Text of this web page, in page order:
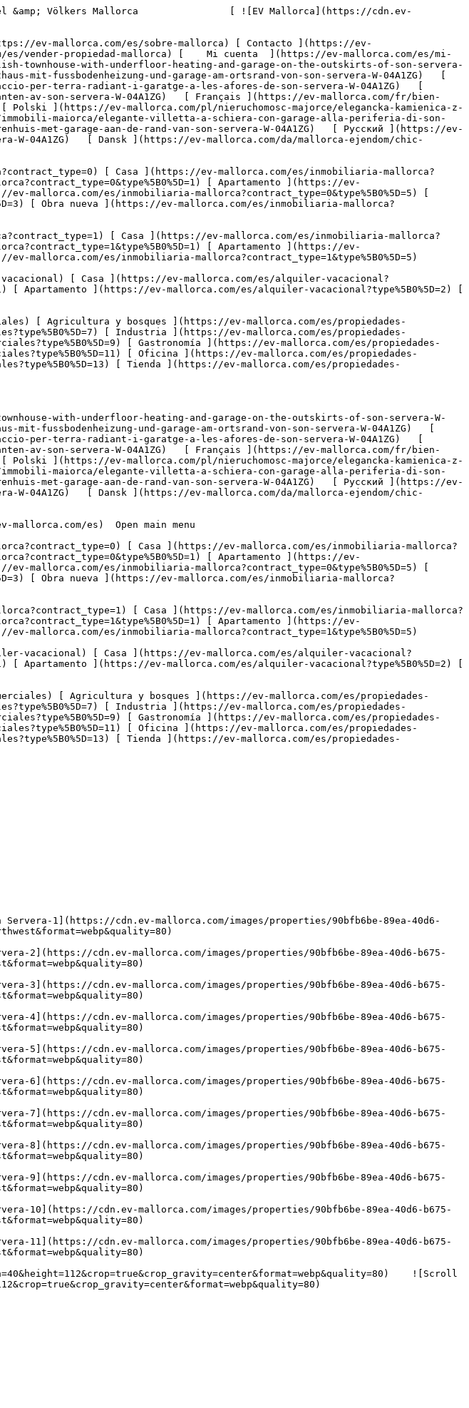
W-04A1ZG)   [ Dansk ](https://ev-mallorca.com/da/mallorca-ejendom/chic-raekkehus-med-garage-i-udkanten-af-son-servera-W-04A1ZG)   

 [ ![EV Mallorca](https://cdn.ev-mallorca.com/images/web/EV_Logo_RGB.svg) ](https://ev-mallorca.com/es)  Open main menu    

   Comprar     [ Todas las propiedades ](https://ev-mallorca.com/es/inmobiliaria-mallorca?contract_type=0) [ Casa ](https://ev-mallorca.com/es/inmobiliaria-mallorca?contract_type=0&type%5B0%5D=0) [ Finca ](https://ev-mallorca.com/es/inmobiliaria-mallorca?contract_type=0&type%5B0%5D=1) [ Apartamento ](https://ev-mallorca.com/es/inmobiliaria-mallorca?contract_type=0&type%5B0%5D=2) [ Ático ](https://ev-mallorca.com/es/inmobiliaria-mallorca?contract_type=0&type%5B0%5D=5) [ Solares ](https://ev-mallorca.com/es/inmobiliaria-mallorca?contract_type=0&type%5B0%5D=3) [ Obra nueva ](https://ev-mallorca.com/es/inmobiliaria-mallorca?contract_type=0&type%5B0%5D=development) 

   Alquilar     [ Todas las propiedades ](https://ev-mallorca.com/es/inmobiliaria-mallorca?contract_type=1) [ Casa ](https://ev-mallorca.com/es/inmobiliaria-mallorca?contract_type=1&type%5B0%5D=0) [ Finca ](https://ev-mallorca.com/es/inmobiliaria-mallorca?contract_type=1&type%5B0%5D=1) [ Apartamento ](https://ev-mallorca.com/es/inmobiliaria-mallorca?contract_type=1&type%5B0%5D=2) [ Ático ](https://ev-mallorca.com/es/inmobiliaria-mallorca?contract_type=1&type%5B0%5D=5) 

   Alquiler Vacacional     [ Todas las propiedades ](https://ev-mallorca.com/es/alquiler-vacacional) [ Casa ](https://ev-mallorca.com/es/alquiler-vacacional?type%5B0%5D=0) [ Finca ](https://ev-mallorca.com/es/alquiler-vacacional?type%5B0%5D=1) [ Apartamento ](https://ev-mallorca.com/es/alquiler-vacacional?type%5B0%5D=2) [ Ático ](https://ev-mallorca.com/es/alquiler-vacacional?type%5B0%5D=5) 

   Comercial     [ Todas las propiedades ](https://ev-mallorca.com/es/propiedades-comerciales) [ Agricultura y bosques ](https://ev-mallorca.com/es/propiedades-comerciales?type%5B0%5D=6) [ Hotel ](https://ev-mallorca.com/es/propiedades-comerciales?type%5B0%5D=7) [ Industria ](https://ev-mallorca.com/es/propiedades-comerciales?type%5B0%5D=8) [ Inversión ](https://ev-mallorca.com/es/propiedades-comerciales?type%5B0%5D=9) [ Gastronomía ](https://ev-mallorca.com/es/propiedades-comerciales?type%5B0%5D=10) [ Solares ](https://ev-mallorca.com/es/propiedades-comerciales?type%5B0%5D=11) [ Oficina ](https://ev-mallorca.com/es/propiedades-comerciales?type%5B0%5D=12) [ Otros ](https://ev-mallorca.com/es/propiedades-comerciales?type%5B0%5D=13) [ Tienda ](https://ev-mallorca.com/es/propiedades-comerciales?type%5B0%5D=14) 

 [ Obra nueva ](https://ev-mallorca.com/es/obra-nueva-mallorca) 

 [ Sobre nosotros ](https://ev-mallorca.com/es/sobre-nosotros) 

 [ Sobre Mallorca ](https://ev-mallorca.com/es/sobre-mallorca) 

 [ Vender propiedad ](https://ev-mallorca.com/es/vender-propiedad-mallorca) 

 [ Contacto ](https://ev-mallorca.com/es/ubicaciones-de-oficinas) 

   [ Mi cuenta ](https://ev-mallorca.com/es/mi-cuenta) 

 [   Call Us on +34 971 01 63 55   ](tel:+34971016355) 

             ![Casa adosada moderna con suelo radiante y garaje en las afueras de Son Servera-1](https://cdn.ev-mallorca.com/images/properties/90bfb6be-89ea-40d6-b675-83266d15b17c/b24e6c1b-05d2-4f9c-83d8-bcb2717415c0.jpg?crop=true&crop_gravity=northwest&format=webp&quality=80)  

         ![Casa adosada moderna con suelo radiante y garaje en las afueras de Son Servera-2](https://cdn.ev-mallorca.com/images/properties/90bfb6be-89ea-40d6-b675-83266d15b17c/76f96e98-a8a2-4077-9c7b-dacbcb27f855.jpg?crop=true&crop_gravity=northwest&format=webp&quality=80)  

         ![Casa adosada moderna con suelo radiante y garaje en las afueras de Son Servera-3](https://cdn.ev-mallorca.com/images/properties/90bfb6be-89ea-40d6-b675-83266d15b17c/74cd8574-baae-44b0-9ee5-0d0709e1f2a4.jpg?crop=true&crop_gravity=northwest&format=webp&quality=80)  

         ![Casa adosada moderna con suelo radiante y garaje en las afueras de Son Servera-4](https://cdn.ev-mallorca.com/images/properties/90bfb6be-89ea-40d6-b675-83266d15b17c/16fd1bc5-fd28-42d1-8347-252f9bb82091.jpg?crop=true&crop_gravity=northwest&format=webp&quality=80)  

         ![Casa adosada moderna con suelo radiante y garaje en las afueras de Son Servera-5](https://cdn.ev-mallorca.com/images/properties/90bfb6be-89ea-40d6-b675-83266d15b17c/f20b79ad-6da7-4a45-96c5-bdf18cf3e53e.jpg?crop=true&crop_gravity=northwe